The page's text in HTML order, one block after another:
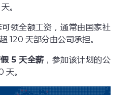
。
领全额工资，通常由国家社
120 天部分由公司承担。
5 天全薪，参加该计划的公
天。